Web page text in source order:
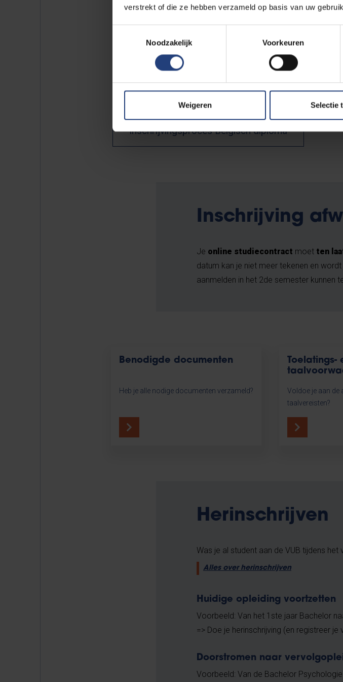
verstrekt of die ze hebben verzameld op basis van uw
Noodzakelijk
Voorkeuren
Weigeren Selectie
aanmeldingsprocedure en deadlines van buitenlandse diploma's.
documenten tegen de deadline, zelfs als je je officiële diploma
nog niet hebt behaald. Je kan je inschrijving na de
ondertekenen).
Inschrijvingsproces Belgisch diploma
Inschrijving
Je online studiecontract moet ten
datum kan je niet meer tekenen en
aanmelden in het 2de semester kunnen
Benodigde documenten
Heb je alle nodige documenten verzameld?
Toelatings-
Voldoe je aan de
taalvereisten?
Herinschrijven
Was je al student aan de VUB tijdens
Alles over herinschrijven
Huidige opleiding voortzetten
Voorbeeld: Van het 1ste jaar Bachelor
=> Doe je herinschrijving (en registreer je
Doorstromen naar
Voorbeeld: Van de Bachelor